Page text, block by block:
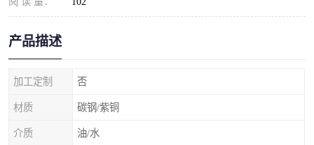
产品描述
加工定制 否
材质 碳钢/紫铜
介质 油/水